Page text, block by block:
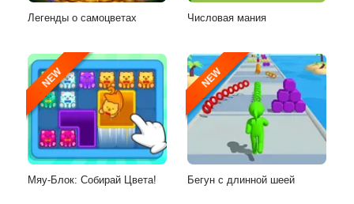
Легенды о самоцветах Числовая мания
NEW
Мяу-Блок: Собирай Цвета!
NEW
Бегун с длинной шеей